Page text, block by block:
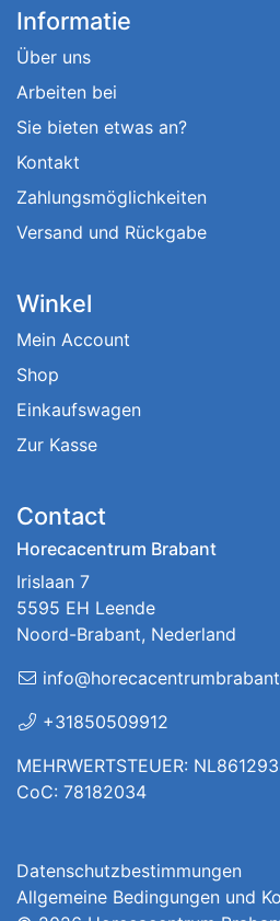
Informatie
Über uns
Arbeiten bei
Sie bieten etwas an?
Kontakt
Zahlungsmöglichkeiten
Versand und Rückgabe
Winkel
Mein Account
Shop
Einkaufswagen
Zur Kasse
Contact
Horecacentrum Brabant
Irislaan 7
5595 EH Leende
Noord-Brabant, Nederland
+31850509912
MEHRWERTSTEUER:
CoC: 78182034
Datenschutzbestimmungen
Allgemeine Bedingungen und